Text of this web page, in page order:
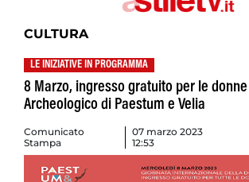
CULTURA
LE INIZIATIVE IN PROGRAMMA
8 Marzo, ingresso gratuito per le
Archeologico di Paestum e Velia
Comunicato
Stampa
07 marzo 2023
12:53